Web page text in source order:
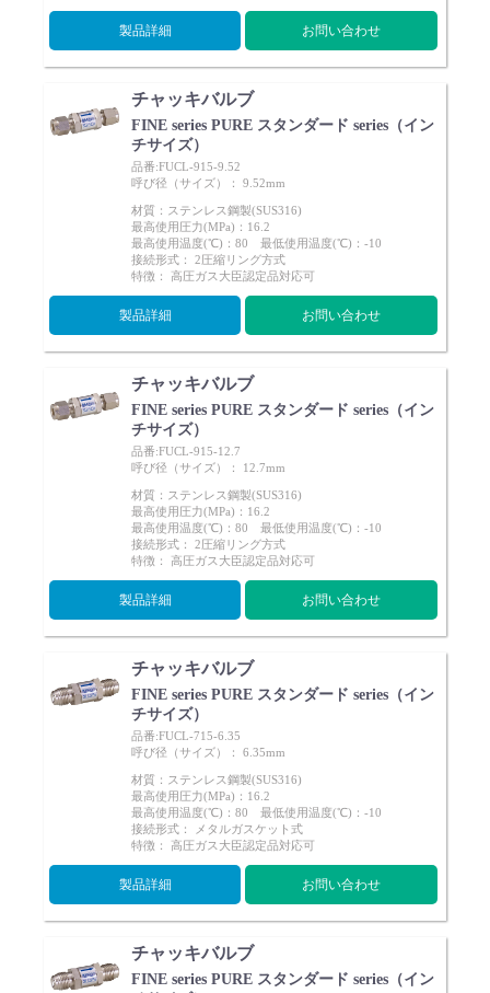
製品詳細 お問い合わせ
チャッキバルブ
FINE series PURE スタンダード series（イン
チサイズ）
品番:FUCL-915-9.52
呼び径（サイズ）： 9.52mm
材質：ステンレス鋼製(SUS316)
最高使用圧力(MPa)：16.2
最高使用温度(℃)：80 最低使用温度(℃)：-10
接続形式： 2圧縮リング方式
特徴： 高圧ガス大臣認定品対応可
製品詳細 お問い合わせ
チャッキバルブ
FINE series PURE スタンダード series（イン
チサイズ）
品番:FUCL-915-12.7
呼び径（サイズ）： 12.7mm
材質：ステンレス鋼製(SUS316)
最高使用圧力(MPa)：16.2
最高使用温度(℃)：80 最低使用温度(℃)：-10
接続形式： 2圧縮リング方式
特徴： 高圧ガス大臣認定品対応可
製品詳細 お問い合わせ
チャッキバルブ
FINE series PURE スタンダード series（イン
チサイズ）
品番:FUCL-715-6.35
呼び径（サイズ）： 6.35mm
材質：ステンレス鋼製(SUS316)
最高使用圧力(MPa)：16.2
最高使用温度(℃)：80 最低使用温度(℃)：-10
接続形式： メタルガスケット式
特徴： 高圧ガス大臣認定品対応可
製品詳細 お問い合わせ
チャッキバルブ
FINE series PURE スタンダード series（イン